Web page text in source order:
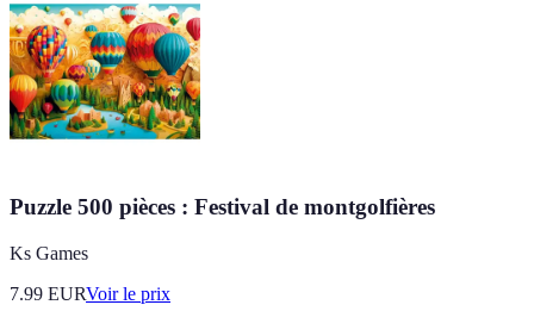
Puzzle 500 pièces : Festival de montgolfières
Ks Games
7.99 EURVoir le prix